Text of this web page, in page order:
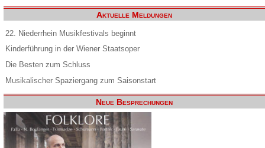
Aktuelle Meldungen
22. Niederrhein Musikfestivals beginnt
Kinderführung in der Wiener Staatsoper
Die Besten zum Schluss
Musikalischer Spaziergang zum Saisonstart
Neue Besprechungen